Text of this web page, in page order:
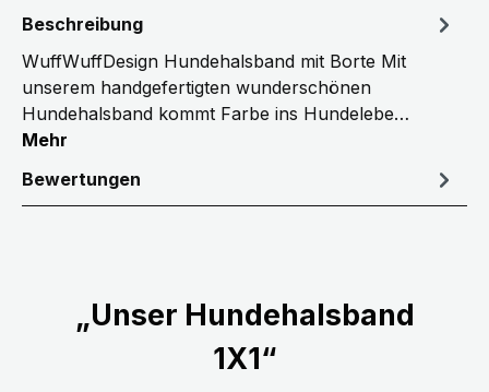
Beschreibung
WuffWuffDesign Hundehalsband mit Borte Mit
unserem handgefertigten wunderschönen
Hundehalsband kommt Farbe ins Hundelebe…
Mehr
Bewertungen
„Unser Hundehalsband
1X1“